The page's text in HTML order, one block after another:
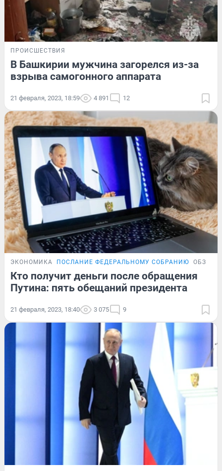
ПРОИСШЕСТВИЯ
В Башкирии мужчина загорелся из-за
взрыва самогонного аппарата
21 февраля, 2023, 18:59 4 891 12
ЭКОНОМИКА ПОСЛАНИЕ ФЕДЕРАЛЬНОМУ СОБРАНИЮ ОБЗОР
Кто получит деньги после обращения
Путина: пять обещаний президента
21 февраля, 2023, 18:40 3 075 9